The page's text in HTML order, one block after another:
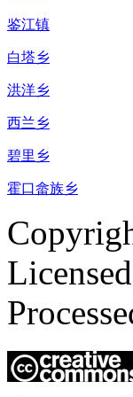
鉴江镇
白塔乡
洪洋乡
西兰乡
碧里乡
霍口畲族乡
Licensed